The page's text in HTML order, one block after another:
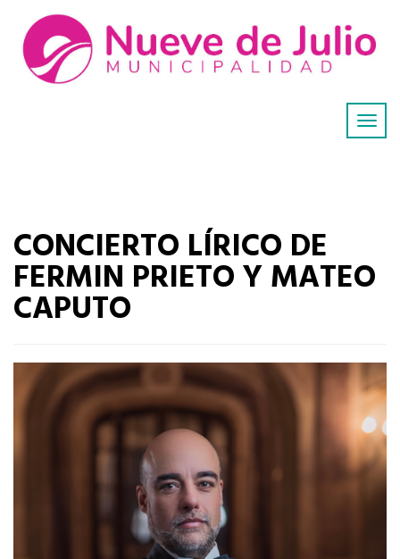
CONCIERTO LÍRICO DE
FERMIN PRIETO Y MATEO
CAPUTO